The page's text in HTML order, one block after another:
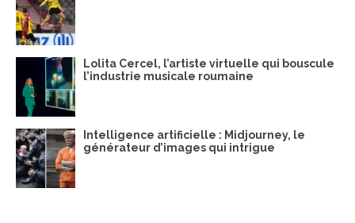
Lolita Cercel, l’artiste virtuelle qui bouscule
l’industrie musicale roumaine
Intelligence artificielle : Midjourney, le
générateur d’images qui intrigue